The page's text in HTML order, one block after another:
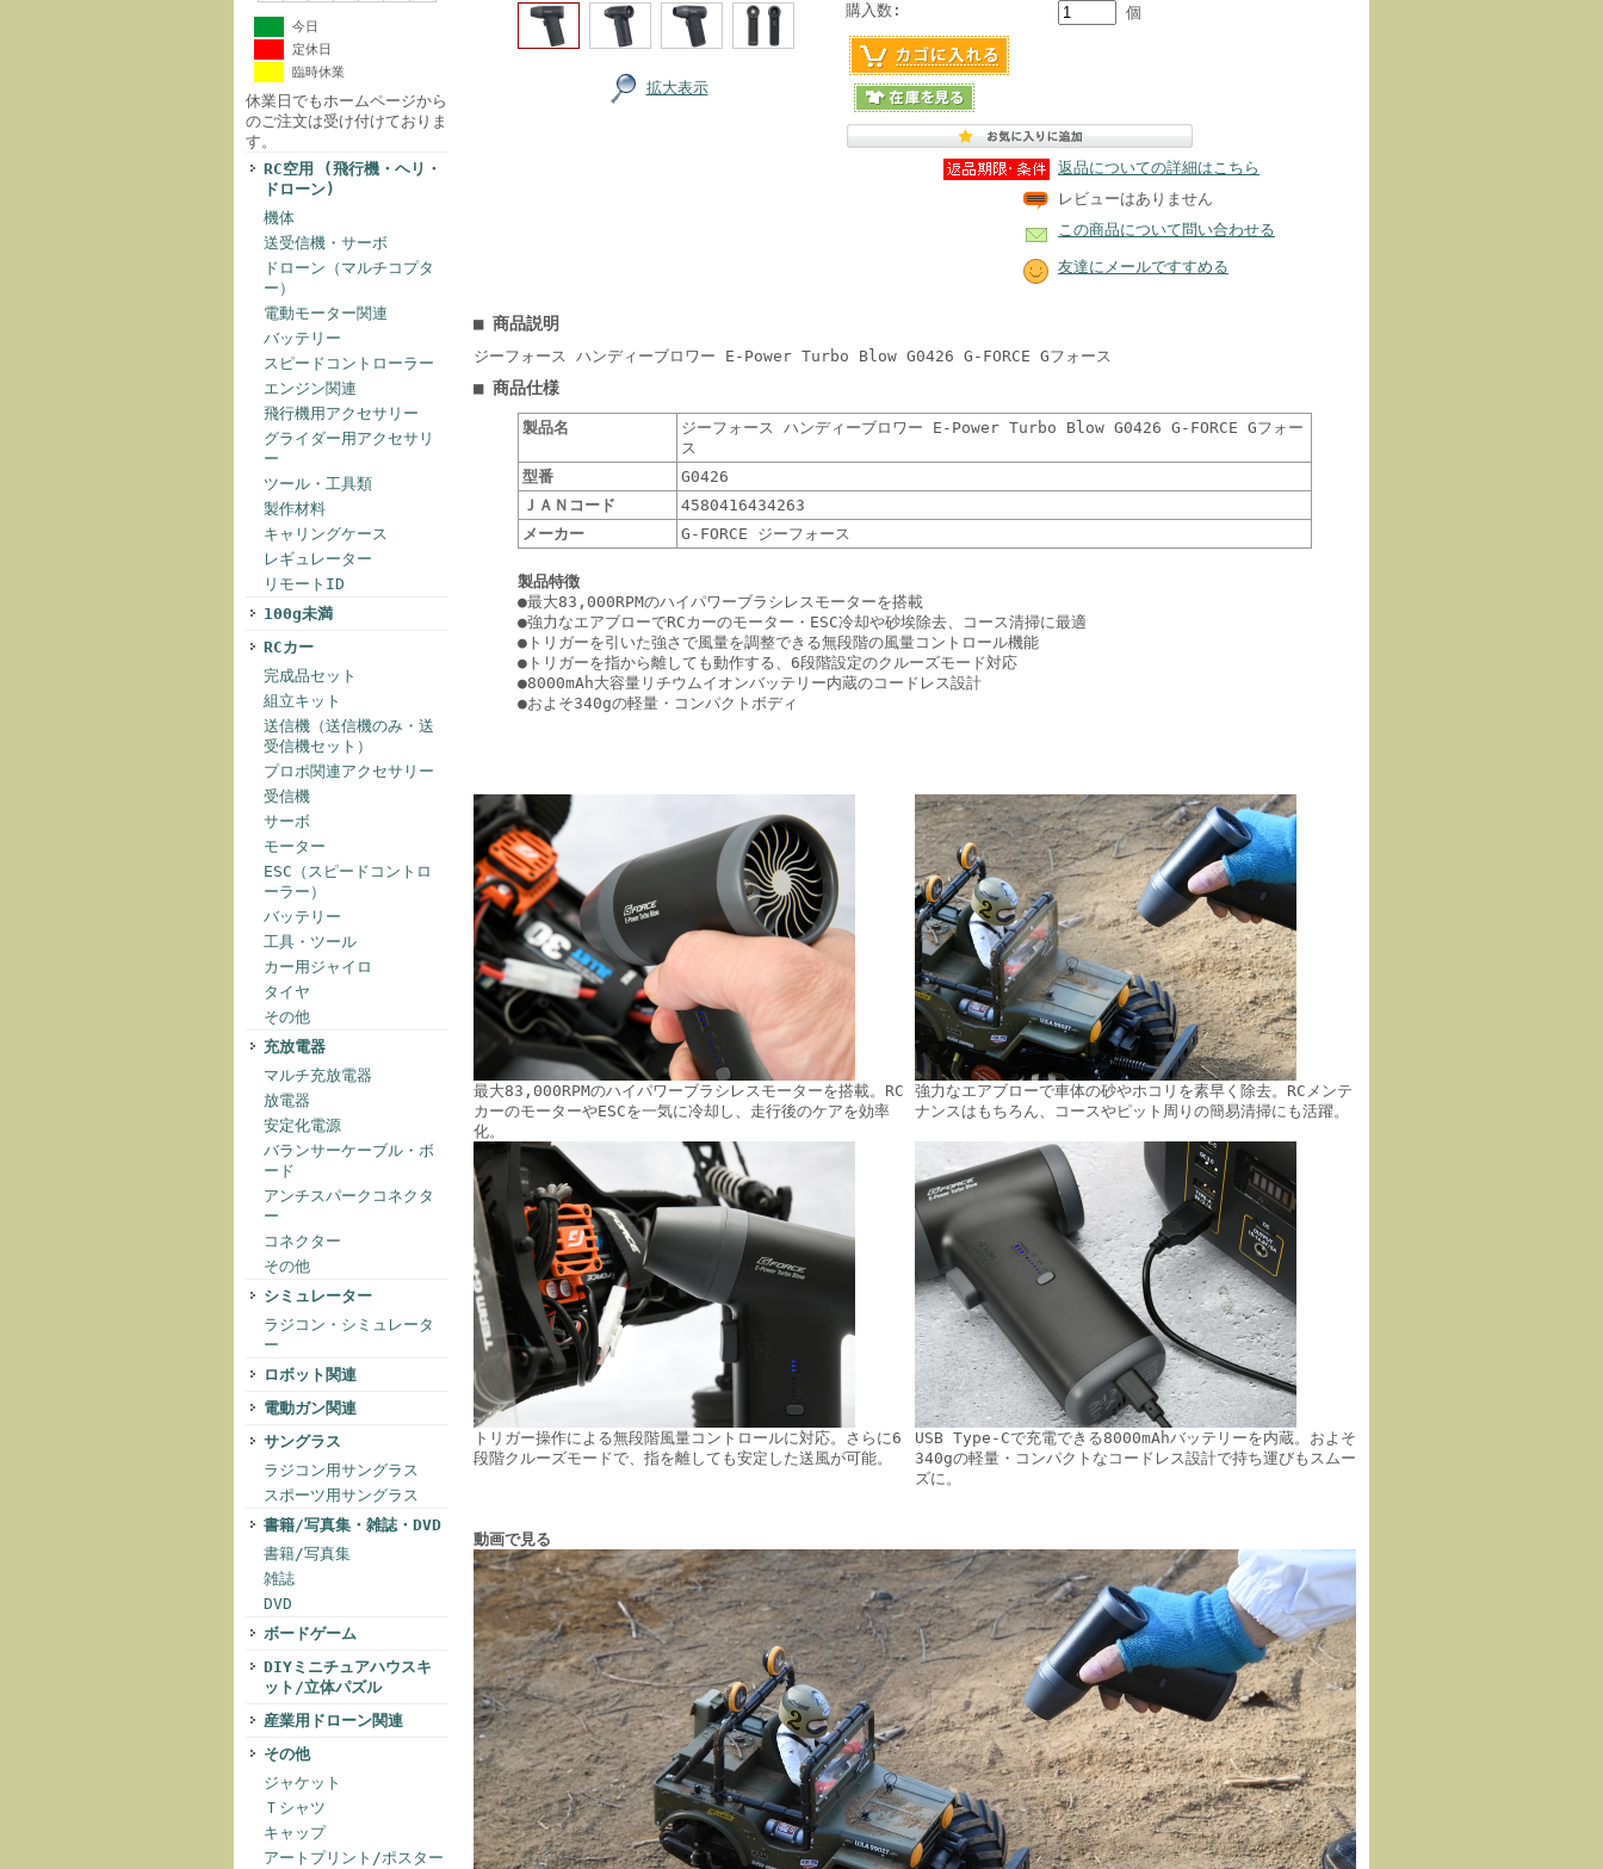
今日
定休日
臨時休業
休業日でもホームページから
のご注文は受け付けておりま
す。
RC空用 (飛行機・ヘリ・
ドローン)
機体
送受信機・サーボ
ドローン（マルチコプタ
ー）
電動モーター関連
バッテリー
スピードコントローラー
エンジン関連
飛行機用アクセサリー
グライダー用アクセサリ
ー
ツール・工具類
製作材料
キャリングケース
レギュレーター
リモートID
100g未満
RCカー
完成品セット
組立キット
送信機（送信機のみ・送
受信機セット）
プロポ関連アクセサリー
受信機
サーボ
モーター
ESC（スピードコントロ
ーラー）
バッテリー
工具・ツール
カー用ジャイロ
タイヤ
その他
充放電器
マルチ充放電器
放電器
安定化電源
バランサーケーブル・ボ
ード
アンチスパークコネクタ
ー
コネクター
その他
シミュレーター
ラジコン・シミュレータ
ー
ロボット関連
電動ガン関連
サングラス
ラジコン用サングラス
スポーツ用サングラス
書籍/写真集・雑誌・DVD
書籍/写真集
雑誌
DVD
ボードゲーム
DIYミニチュアハウスキ
ット/立体パズル
産業用ドローン関連
その他
ジャケット
Ｔシャツ
キャップ
アートプリント/ポスター
拡大表示
購入数: 個
返品についての詳細はこちら
レビューはありません
この商品について問い合わせる
友達にメールですすめる
■ 商品説明
ジーフォース ハンディーブロワー E-Power Turbo Blow G0426 G-FORCE Gフォース
■ 商品仕様
製品名
ジーフォース ハンディーブロワー E-Power Turbo Blow G0426 G-FORCE Gフォー
ス
型番
G0426
ＪＡＮコード
4580416434263
メーカー
G-FORCE ジーフォース
製品特徴
●最大83,000RPMのハイパワーブラシレスモーターを搭載
●強力なエアブローでRCカーのモーター・ESC冷却や砂埃除去、コース清掃に最適
●トリガーを引いた強さで風量を調整できる無段階の風量コントロール機能
●トリガーを指から離しても動作する、6段階設定のクルーズモード対応
●8000mAh大容量リチウムイオンバッテリー内蔵のコードレス設計
●およそ340gの軽量・コンパクトボディ
最大83,000RPMのハイパワーブラシレスモーターを搭載。RC
カーのモーターやESCを一気に冷却し、走行後のケアを効率
化。
強力なエアブローで車体の砂やホコリを素早く除去。RCメンテ
ナンスはもちろん、コースやピット周りの簡易清掃にも活躍。
トリガー操作による無段階風量コントロールに対応。さらに6
段階クルーズモードで、指を離しても安定した送風が可能。
USB Type-Cで充電できる8000mAhバッテリーを内蔵。およそ
340gの軽量・コンパクトなコードレス設計で持ち運びもスムー
ズに。
動画で見る